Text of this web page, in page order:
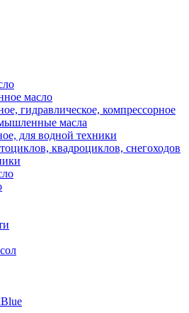
масло
гидравлическое, компрессорное
масла
для водной техники
квадроциклов, снегоходов